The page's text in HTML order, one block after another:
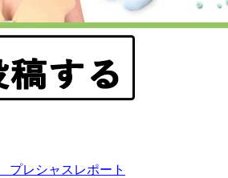
プレシャスレポート